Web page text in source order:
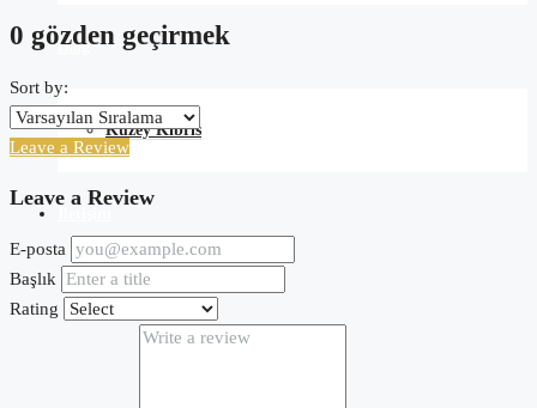
Blog
Kuzey Kıbrıs
0 gözden geçirmek
Sort by:
Leave a Review
Leave a Review
E-posta
Başlık
Rating